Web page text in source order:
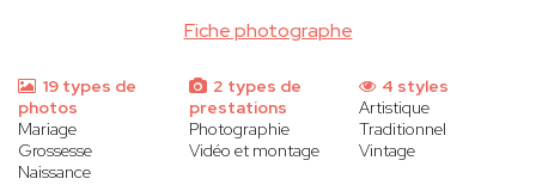
Fiche photographe
19 types de
photos
Mariage
Grossesse
Naissance
2 types de
prestations
Photographie
Vidéo et montage
4 styles
Artistique
Traditionnel
Vintage